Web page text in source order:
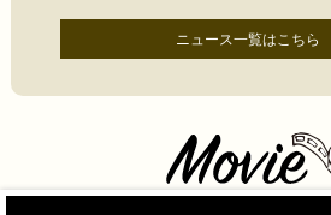
ニュース一覧はこちら